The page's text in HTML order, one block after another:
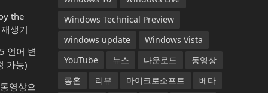
the
생기
언어 변
가능)
영상으
Windows Technical Preview
windows update
Windows Vista
YouTube
뉴스 다운로드
동영상
롱혼
리뷰 마이크로소프트
베타